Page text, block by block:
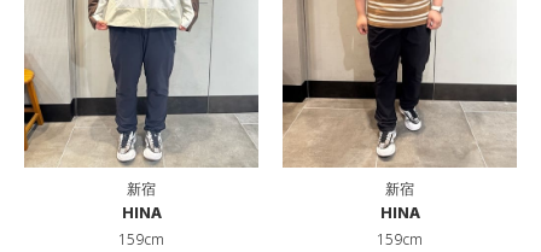
新宿
HINA
159cm
新宿
HINA
159cm